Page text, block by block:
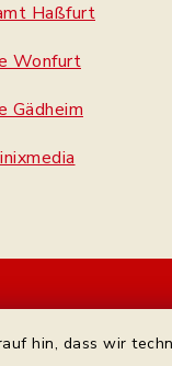
hin, dass wir
Haßfurt
Wonfurt
Gädheim